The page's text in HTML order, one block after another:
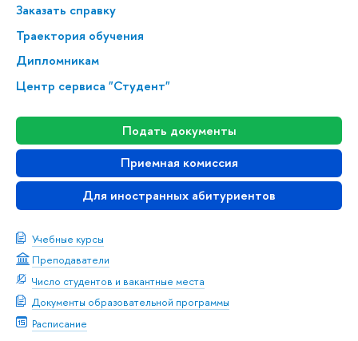
Заказать справку
Траектория обучения
Дипломникам
Центр сервиса "Студент"
Подать документы
Приемная комиссия
Для иностранных абитуриентов
Учебные курсы
Преподаватели
Число студентов и вакантные места
Документы образовательной программы
Расписание